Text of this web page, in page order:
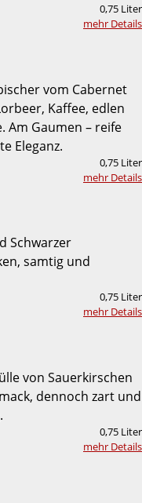
0,75 Liter
mehr Details
vom Cabernet
Kaffee, edlen
Am Gaumen – reife
Eleganz.
0,75 Liter
mehr Details
Schwarzer
samtig und
0,75 Liter
mehr Details
von Sauerkirschen
dennoch zart und
0,75 Liter
mehr Details